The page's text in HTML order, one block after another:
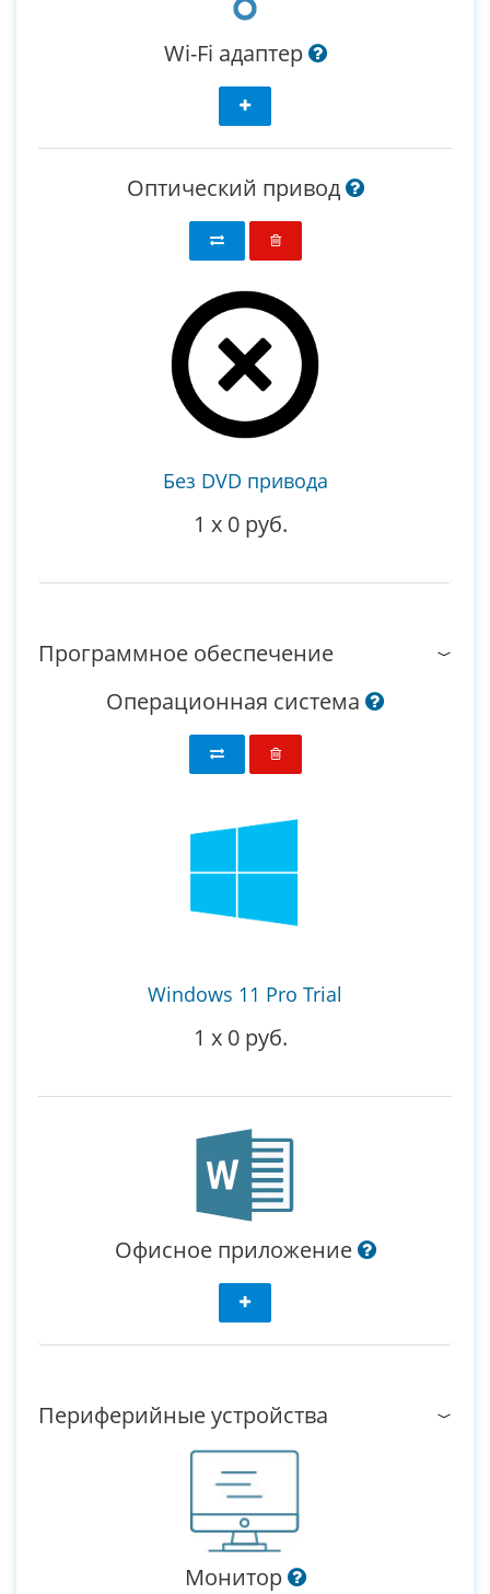
Wi-Fi адаптер
Оптический привод
Без DVD привода
1 x 0 руб.
Программное обеспечение
Операционная система
Windows 11 Pro Trial
1 x 0 руб.
Офисное приложение
Периферийные устройства
Монитор